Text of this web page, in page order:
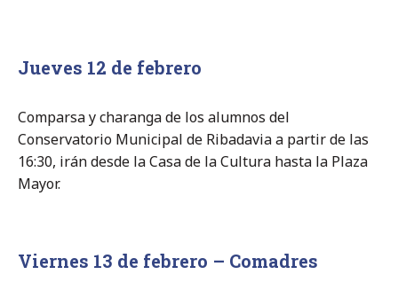
Jueves 12 de febrero
Comparsa y charanga de los alumnos del
Conservatorio Municipal de Ribadavia a partir de las
16:30, irán desde la Casa de la Cultura hasta la Plaza
Mayor.
Viernes 13 de febrero – Comadres